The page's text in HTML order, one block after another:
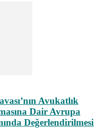
Avukatlık
Dair Avrupa
Değerlendirilmesi